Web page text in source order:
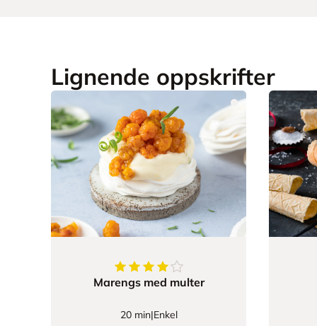
Lignende oppskrifter
4.428571428571429
Marengs med multer
20 min|Enkel